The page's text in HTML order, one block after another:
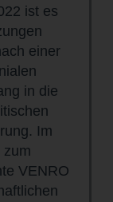
ist es
einer
in die
Im
zum
VENRO